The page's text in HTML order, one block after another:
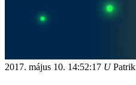
2017. május 10. 14:52:17 UPatrik